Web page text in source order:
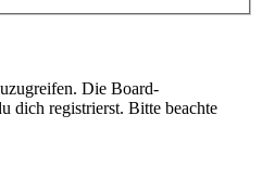
Die Board-
dich registrierst. Bitte beachte